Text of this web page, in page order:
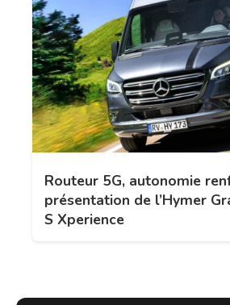
Routeur 5G, autonomie
présentation de l’Hymer
S Xperience